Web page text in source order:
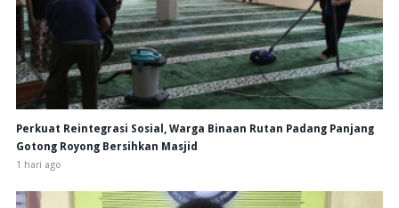
Perkuat Reintegrasi Sosial, Warga Binaan Rutan Padang Panjang
Gotong Royong Bersihkan Masjid
1 hari ago